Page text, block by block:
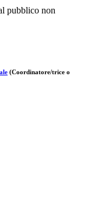
pubblico non
(Coordinatore/trice o